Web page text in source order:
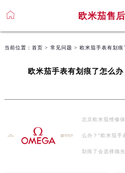
欧米茄售
当前位置： 首页 > 常见问题 > 欧米茄手表有划痕
欧米茄手表有划痕了怎么办
北京欧米茄维修
么办？"欧米茄手
划痕了会选择抛